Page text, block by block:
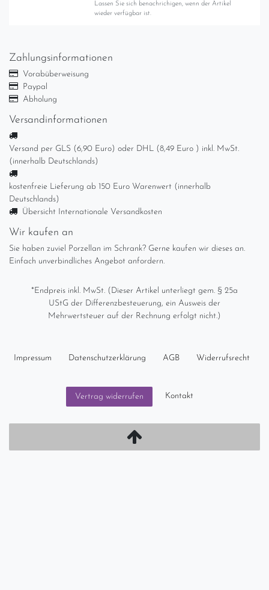
Lassen Sie sich benachrichigen, wenn der Artikel
wieder verfügbar ist.
Zahlungsinformationen
Vorabüberweisung
Paypal
Abholung
Versandinformationen
Versand per GLS (6,90 Euro) oder DHL (8,49 Euro ) inkl. MwSt.
(innerhalb Deutschlands)
kostenfreie Lieferung ab 150 Euro Warenwert (innerhalb
Deutschlands)
Übersicht Internationale Versandkosten
Wir kaufen an
Sie haben zuviel Porzellan im Schrank? Gerne kaufen wir dieses an.
Einfach unverbindliches Angebot anfordern.
*Endpreis inkl. MwSt. (Dieser Artikel unterliegt gem. § 25a
UStG der Differenzbesteuerung, ein Ausweis der
Mehrwertsteuer auf der Rechnung erfolgt nicht.)
Impressum Daten­schutz­erklärung AGB Widerrufs­recht
Vertrag widerrufen Kontakt